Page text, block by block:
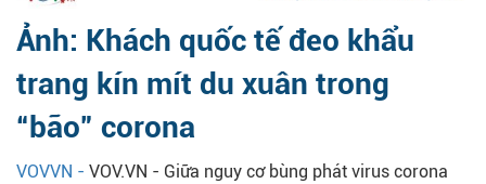
Ảnh: Khách quốc tế đeo khẩu
trang kín mít du xuân trong
“bão” corona
VOVVN - VOV.VN - Giữa nguy cơ bùng phát virus corona